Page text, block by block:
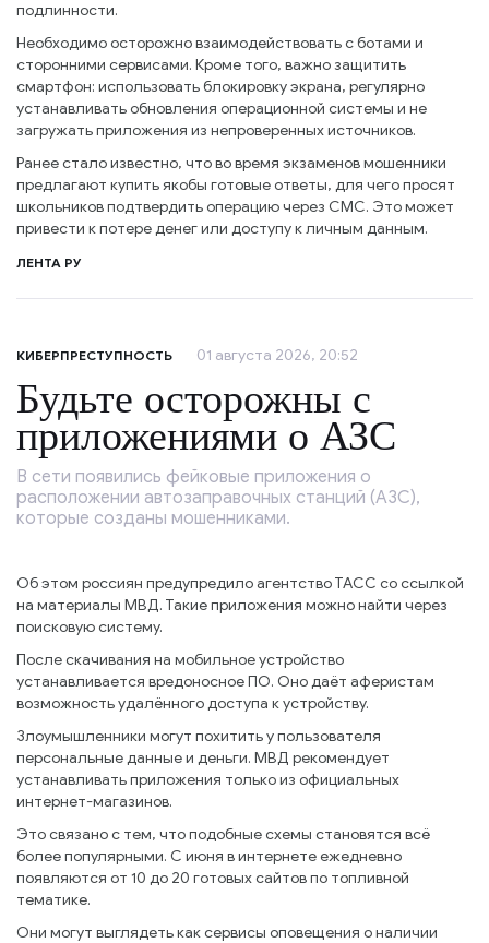
подлинности.
Необходимо осторожно взаимодействовать с ботами и
сторонними сервисами. Кроме того, важно защитить
смартфон: использовать блокировку экрана, регулярно
устанавливать обновления операционной системы и не
загружать приложения из непроверенных источников.
Ранее стало известно, что во время экзаменов мошенники
предлагают купить якобы готовые ответы, для чего просят
школьников подтвердить операцию через СМС. Это может
привести к потере денег или доступу к личным данным.
ЛЕНТА РУ
КИБЕРПРЕСТУПНОСТЬ 01 августа 2026, 20:52
Будьте осторожны с
приложениями о АЗС
В сети появились фейковые приложения о
расположении автозаправочных станций (АЗС),
которые созданы мошенниками.
Об этом россиян предупредило агентство ТАСС со ссылкой
на материалы МВД. Такие приложения можно найти через
поисковую систему.
После скачивания на мобильное устройство
устанавливается вредоносное ПО. Оно даёт аферистам
возможность удалённого доступа к устройству.
Злоумышленники могут похитить у пользователя
персональные данные и деньги. МВД рекомендует
устанавливать приложения только из официальных
интернет-магазинов.
Это связано с тем, что подобные схемы становятся всё
более популярными. С июня в интернете ежедневно
появляются от 10 до 20 готовых сайтов по топливной
тематике.
Они могут выглядеть как сервисы оповещения о наличии